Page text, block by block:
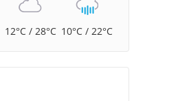
12°C / 28°C 10°C / 22°C